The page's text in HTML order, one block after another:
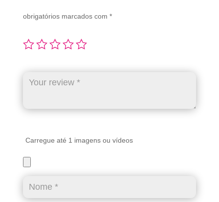
obrigatórios marcados com *
Carregue até 1 imagens ou vídeos